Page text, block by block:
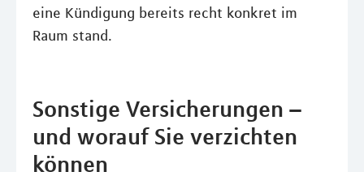
eine Kündigung bereits recht konkret im
Raum stand.
Sonstige Versicherungen –
und worauf Sie verzichten
können